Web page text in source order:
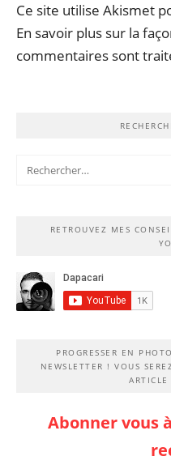
Ce site utilise Akismet
En savoir plus sur la
commentaires sont
Rechercher :
RETROUVEZ MES
PROGRESSER EN
NEWSLETTER ! VOUS
Abonner vous